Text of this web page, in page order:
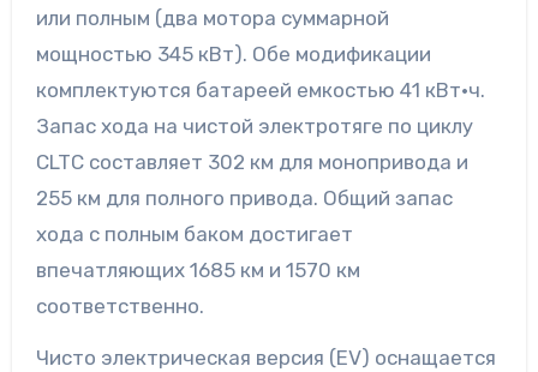
или полным (два мотора суммарной
мощностью 345 кВт). Обе модификации
комплектуются батареей емкостью 41 кВт·ч.
Запас хода на чистой электротяге по циклу
CLTC составляет 302 км для монопривода и
255 км для полного привода. Общий запас
хода с полным баком достигает
впечатляющих 1685 км и 1570 км
соответственно.
Чисто электрическая версия (EV) оснащается